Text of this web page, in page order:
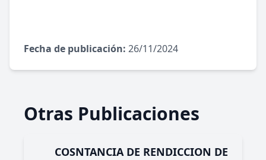
Fecha de publicación: 26/11/2024
Otras Publicaciones
COSNTANCIA DE RENDICCION DE